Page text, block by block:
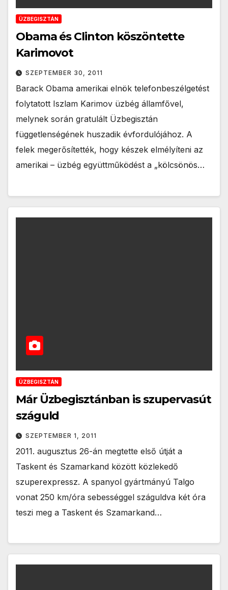
ÜZBEGISZTÁN
Obama és Clinton köszöntette
Karimovot
SZEPTEMBER 30, 2011
Barack Obama amerikai elnök telefonbeszélgetést
folytatott Iszlam Karimov üzbég államfővel,
melynek során gratulált Üzbegisztán
függetlenségének huszadik évfordulójához. A
felek megerősítették, hogy készek elmélyíteni az
amerikai – üzbég együttműködést a „kölcsönös…
ÜZBEGISZTÁN
Már Üzbegisztánban is szupervasút
száguld
SZEPTEMBER 1, 2011
2011. augusztus 26-án megtette első útját a
Taskent és Szamarkand között közlekedő
szuperexpressz. A spanyol gyártmányú Talgo
vonat 250 km/óra sebességgel száguldva két óra
teszi meg a Taskent és Szamarkand…